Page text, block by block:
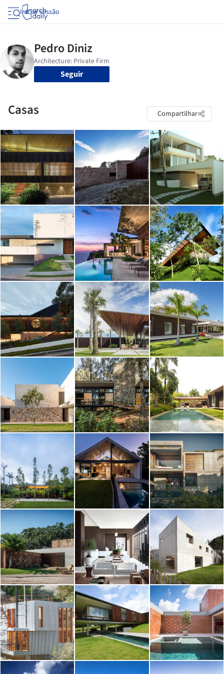
Iniciar sessão
Seguir
Casas Compartilhar